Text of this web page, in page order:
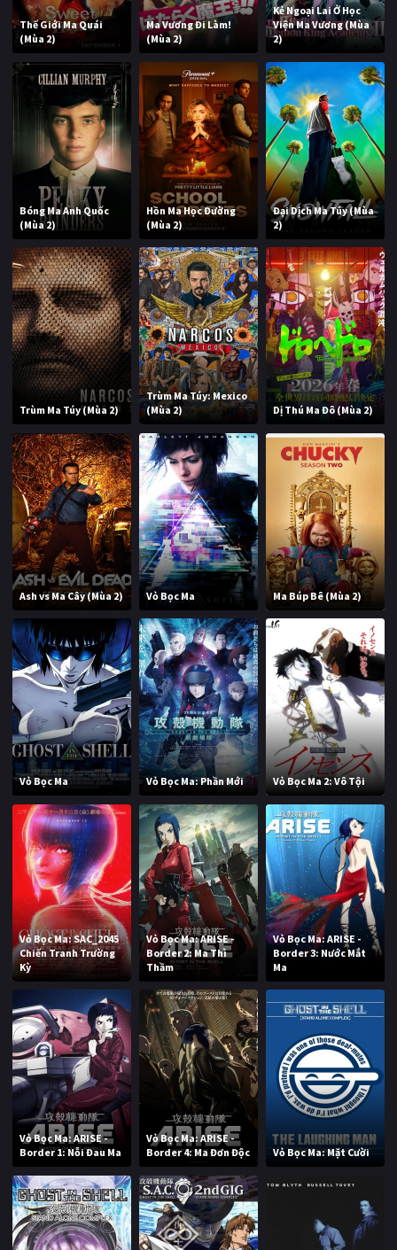
Thế Giới Ma Quái
(Mùa 2)
Ma Vương Đi Làm!
(Mùa 2)
Kẻ Ngoại Lai Ở Học
Viện Ma Vương (Mùa
2)
Bóng Ma Anh Quốc
(Mùa 2)
Hồn Ma Học Đường
(Mùa 2)
Đại Dịch Ma Túy (Mùa
2)
Trùm Ma Túy (Mùa 2)
Trùm Ma Túy: Mexico
(Mùa 2)
Dị Thú Ma Đô (Mùa 2)
Ash vs Ma Cây (Mùa 2) Vỏ Bọc Ma Ma Búp Bê (Mùa 2)
Vỏ Bọc Ma Vỏ Bọc Ma: Phần Mới Vỏ Bọc Ma 2: Vô Tội
Vỏ Bọc Ma: SAC_2045
Chiến Tranh Trường
Kỳ
Vỏ Bọc Ma: ARISE -
Border 2: Ma Thì
Thầm
Vỏ Bọc Ma: ARISE -
Border 3: Nước Mắt
Ma
Vỏ Bọc Ma: ARISE -
Border 1: Nỗi Đau Ma
Vỏ Bọc Ma: ARISE -
Border 4: Ma Đơn Độc
Vỏ Bọc Ma: Mặt Cười